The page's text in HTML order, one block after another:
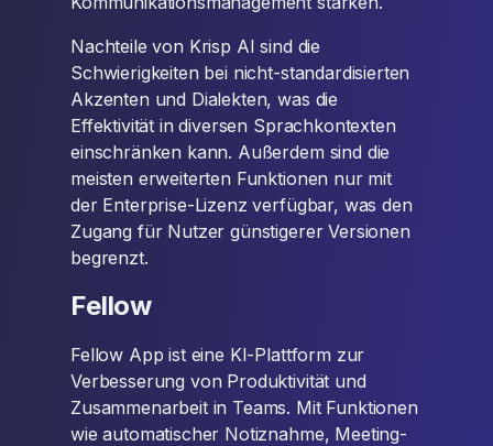
Nachteile von Krisp AI sind die
Schwierigkeiten bei nicht-standardisierten
Akzenten und Dialekten, was die
Effektivität in diversen Sprachkontexten
einschränken kann. Außerdem sind die
meisten erweiterten Funktionen nur mit
der Enterprise-Lizenz verfügbar, was den
Zugang für Nutzer günstigerer Versionen
begrenzt.
Fellow
Fellow App ist eine KI-Plattform zur
Verbesserung von Produktivität und
Zusammenarbeit in Teams. Mit Funktionen
wie automatischer Notiznahme, Meeting-